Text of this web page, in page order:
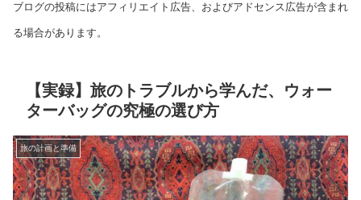
ブログの投稿にはアフィリエイト広告、およびアドセンス広告が含まれ
る場合があります。
【実録】旅のトラブルから学んだ、ウォー
ターバッグの究極の選び方
旅の計画と準備